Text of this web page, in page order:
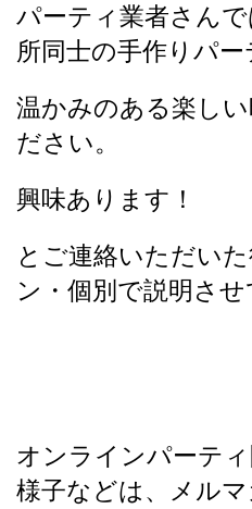
パーティ業者さん
所同士の手作りパ
温かみのある楽し
ださい。
興味あります！
とご連絡いただい
ン・個別で説明させ
オンラインパーテ
様子などは、メル